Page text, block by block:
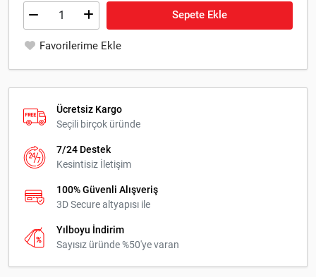
Sepete Ekle
Favorilerime Ekle
Ücretsiz Kargo
Seçili birçok üründe
7/24 Destek
Kesintisiz İletişim
100% Güvenli Alışveriş
3D Secure altyapısı ile
Yılboyu İndirim
Sayısız üründe %50'ye varan